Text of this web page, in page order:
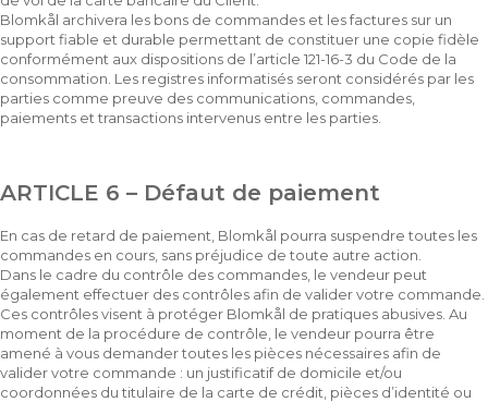
Blomkål archivera les bons de commandes et les factures sur un
support fiable et durable permettant de constituer une copie fidèle
conformément aux dispositions de l’article 121-16-3 du Code de la
consommation. Les registres informatisés seront considérés par les
parties comme preuve des communications, commandes,
paiements et transactions intervenus entre les parties.
ARTICLE 6 – Défaut de paiement
En cas de retard de paiement, Blomkål pourra suspendre toutes les
commandes en cours, sans préjudice de toute autre action.
Dans le cadre du contrôle des commandes, le vendeur peut
également effectuer des contrôles afin de valider votre commande.
Ces contrôles visent à protéger Blomkål de pratiques abusives. Au
moment de la procédure de contrôle, le vendeur pourra être
amené à vous demander toutes les pièces nécessaires afin de
valider votre commande : un justificatif de domicile et/ou
coordonnées du titulaire de la carte de crédit, pièces d’identité ou